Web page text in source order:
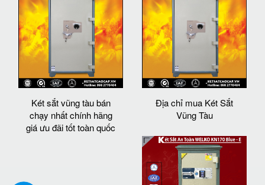
Két sắt vũng tàu bán
chạy nhất chính hãng
giá ưu đãi tốt toàn quốc
Địa chỉ mua Két Sắt
Vũng Tàu